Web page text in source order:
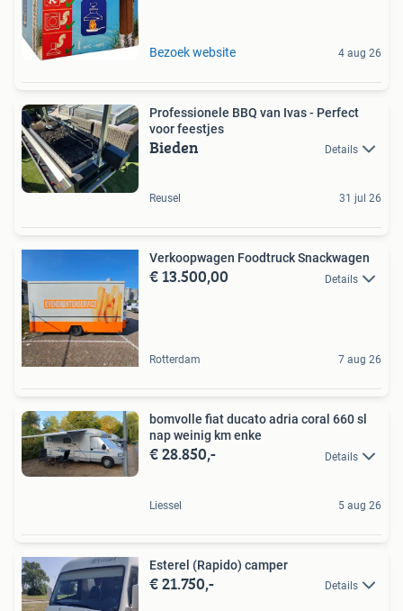
Bezoek website 4 aug 26
Professionele BBQ van Ivas - Perfect
voor feestjes
Bieden Details
Reusel 31 jul 26
Verkoopwagen Foodtruck Snackwagen
€ 13.500,00 Details
Rotterdam 7 aug 26
bomvolle fiat ducato adria coral 660 sl
nap weinig km enke
€ 28.850,- Details
Liessel 5 aug 26
Esterel (Rapido) camper
€ 21.750,- Details